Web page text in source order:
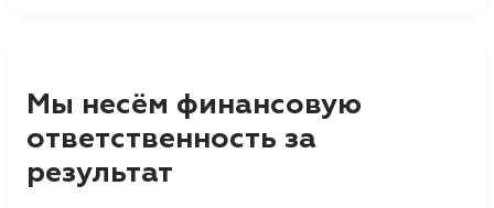
Мы несём финансовую
ответственность за
результат